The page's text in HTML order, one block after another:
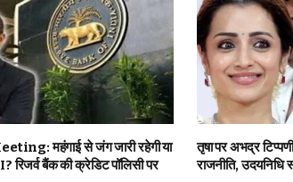
महंगाई से जंग जारी रहेगी या
रिजर्व बैंक की क्रेडिट पॉलिसी पर
तृषा पर अभद्र
राजनीति, उदयनिधि